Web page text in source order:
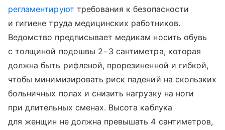
регламентируют требования к безопасности
и гигиене труда медицинских работников.
Ведомство предписывает медикам носить обувь
с толщиной подошвы 2−3 сантиметра, которая
должна быть рифленой, прорезиненной и гибкой,
чтобы минимизировать риск падений на скользких
больничных полах и снизить нагрузку на ноги
при длительных сменах. Высота каблука
для женщин не должна превышать 4 сантиметров,